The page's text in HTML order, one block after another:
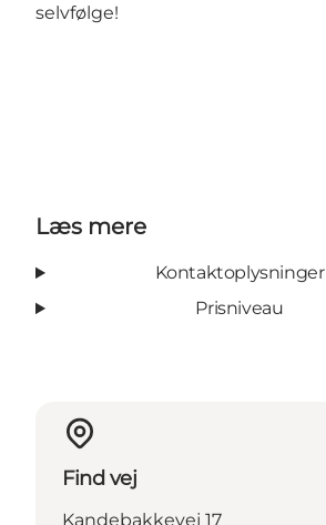
selvfølge!
Læs mere
Kontaktoplysninger
Prisniveau
Find vej
Kandebakkevej 17